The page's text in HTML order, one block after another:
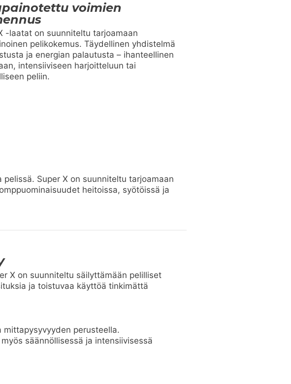
voimien
-laatat on suunniteltu tarjoamaan
pelikokemus. Täydellinen yhdistelmä
ja energian palautusta – ihanteellinen
intensiiviseen harjoitteluun tai
peliin.
Super X on suunniteltu tarjoamaan
heitoissa, syötöissä ja
X on suunniteltu säilyttämään pelilliset
ja toistuvaa käyttöä tinkimättä
perusteella.
säännöllisessä ja intensiivisessä